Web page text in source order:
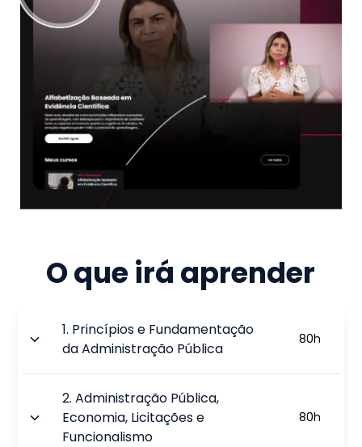
O que irá aprender
1. Princípios e Fundamentação
da Administração Pública
80h
2.Administração Pública,
Economia, Licitações e
Funcionalismo
80h